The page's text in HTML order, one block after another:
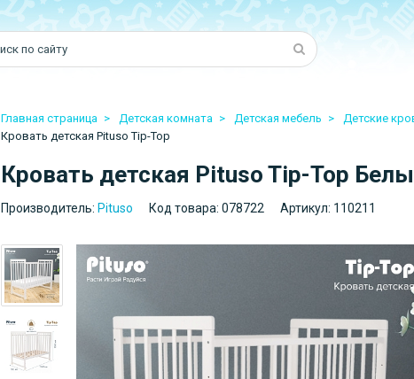
Главная страница Детская комната Детская мебель Детские
Кровать детская Pituso Tip-Top
Кровать детская Pituso Tip-Top
Производитель: Pituso Код товара: 078722 Артикул: 110211